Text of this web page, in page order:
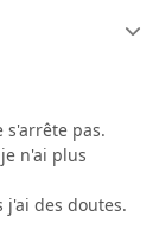
s'arrête pas.
n'ai plus
j'ai des doutes.